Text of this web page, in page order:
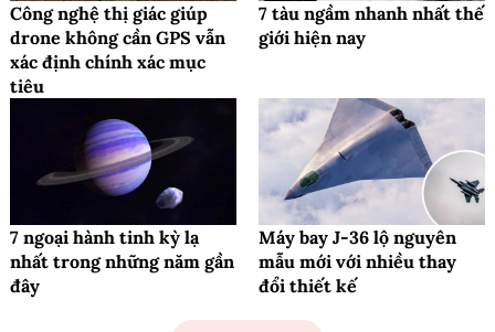
Công nghệ thị giác giúp
drone không cần GPS vẫn
xác định chính xác mục
tiêu
7 tàu ngầm nhanh nhất thế
giới hiện nay
7 ngoại hành tinh kỳ lạ
nhất trong những năm gần
đây
Máy bay J-36 lộ nguyên
mẫu mới với nhiều thay
đổi thiết kế